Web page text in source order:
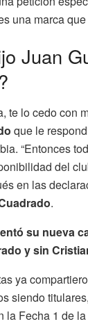
una marca
Juan
te lo cedo con
que le
“Entonces
del
en las
.
su nueva
y sin
ya
siendo
la Fecha 1 de